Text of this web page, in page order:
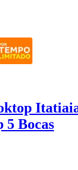
5 Bocas